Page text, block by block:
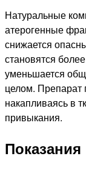
Натуральные
атерогенные
снижается
становятся
уменьшается
целом. Препарат
накапливаясь в
привыкания.